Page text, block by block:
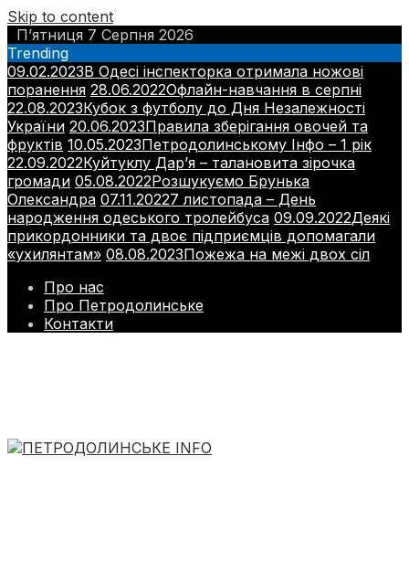
Skip to content
П’ятниця 7 Серпня 2026
Trending
09.02.2023В Одесі інспекторка отримала ножові
поранення 28.06.2022Офлайн-навчання в серпні
22.08.2023Кубок з футболу до Дня Незалежності
України 20.06.2023Правила зберігання овочей та
фруктів 10.05.2023Петродолинському Інфо – 1 рік
22.09.2022Куйтуклу Дар’я – талановита зірочка
громади 05.08.2022Розшукуємо Брунька
Олександра 07.11.20227 листопада – День
народження одеського тролейбуса 09.09.2022Деякі
прикордонники та двоє підприємців допомагали
«ухилянтам» 08.08.2023Пожежа на межі двох сіл
Про нас
Про Петродолинське
Контакти